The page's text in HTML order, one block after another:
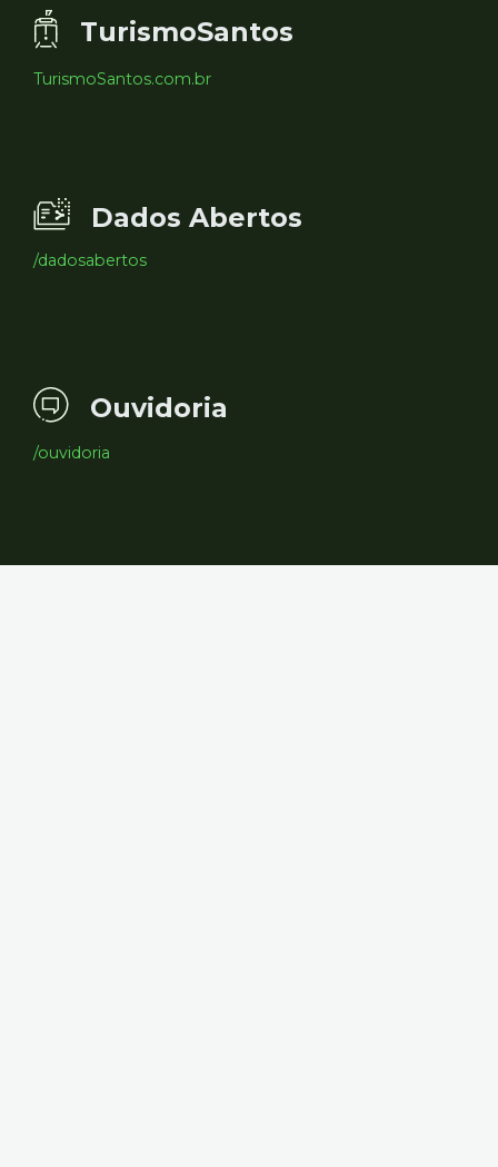
TurismoSantos
TurismoSantos.com.br
Dados Abertos
/dadosabertos
Ouvidoria
/ouvidoria